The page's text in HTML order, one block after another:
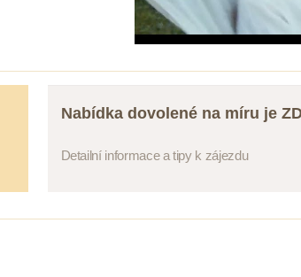
Nabídka dovolené na míru je
Detailní informace a tipy k zájezdu